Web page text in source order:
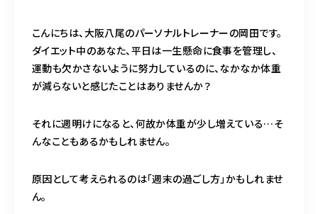
こんにちは、大阪八尾のパーソナルトレーナーの岡田です。
ダイエット中のあなた、平日は一生懸命に食事を管理し、
運動も欠かさないように努力しているのに、なかなか体重
が減らないと感じたことはありませんか？
それに週明けになると、何故か体重が少し増えている…そ
んなこともあるかもしれません。
原因として考えられるのは「週末の過ごし方」かもしれませ
ん。